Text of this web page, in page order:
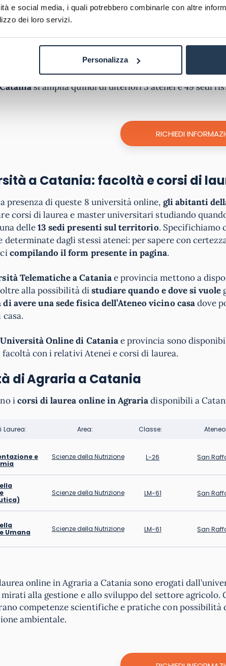
e social media, i quali potrebbero combinarle con altre
dei loro servizi.
Personalizza
livello regionale sono presenti con sedi
ben 62 sedi fisiche. Per chi ha maggiore possibilità
si amplia quindi di ulteriori 3 atenei e 49 sedi
RICHIEDI
a Catania: facoltà e corsi di
presenza di queste 8 università online, gli abitanti
corsi di laurea e master universitari studiando
delle13 sedi presenti sul territorio. Specifichiamo
determinate dagli stessi atenei: per sapere con
compilando il form presente in pagina.
Telematiche a Cataniae provincia mettono a
alla possibilità distudiare quando e dove si vuole
avere una sede fisica dell’Ateneo vicino casadove
Università Online di Cataniae provincia sono
con i relativi Atenei e corsi di laurea.
di Agraria a Catania
icorsi di laurea online in Agrariadisponibili a
Laurea: Area: Classe: Ateneo:
e
Scienze della Nutrizione L-26 San
Scienze della Nutrizione LM-61 San
Umana
Scienze della Nutrizione LM-61 San
online in Agraria a Catania sono erogati
alla gestione e allo sviluppo del settore
competenze scientifiche e pratiche con possibilità
ambientale.